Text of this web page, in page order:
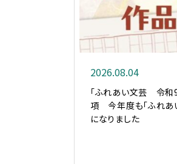
2026.08.04
「ふれあい文芸 令和
項 今年度も「ふれあ
になりました